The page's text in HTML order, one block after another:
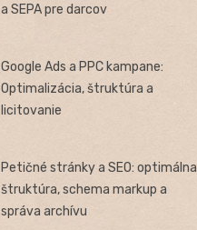
a SEPA pre darcov
Google Ads a PPC kampane:
Optimalizácia, štruktúra a
licitovanie
Petičné stránky a SEO: optimálna
štruktúra, schema markup a
správa archívu